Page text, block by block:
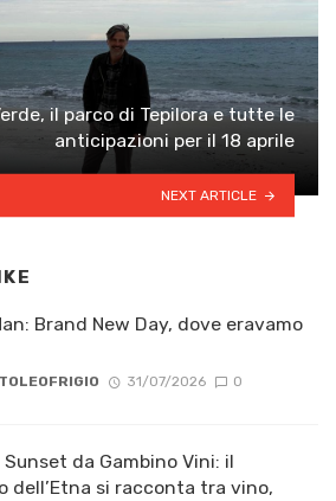
il parco di Tepilora e tutte le
anticipazioni per il 18 aprile
NEXT ARTICLE
Brand New Day, dove eravamo
31/07/2026 0
da Gambino Vini: il
dell’Etna si racconta tra vino,